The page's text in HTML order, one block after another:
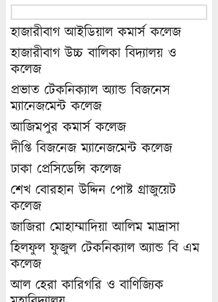
হাজারীবাগ আইডিয়াল কমার্স কলেজ
হাজারীবাগ উচ্চ বালিকা বিদ্যালয় ও
কলেজ
প্রভাত টেকনিক্যাল অ্যান্ড বিজনেস
ম্যানেজমেন্ট কলেজ
আজিমপুর কমার্স কলেজ
দীপ্তি বিজনেজ ম্যানেজমেন্ট কলেজ
ঢাকা প্রেসিডেন্সি কলেজ
শেখ বোরহান উদ্দিন পোষ্ট গ্রাজুয়েট
কলেজ
জাজিরা মোহাম্মাদিয়া আলিম মাদ্রাসা
হিলফুল ফুজুল টেকনিক্যাল অ্যান্ড বি এম
কলেজ
আল হেরা কারিগরি ও বাণিজ্যিক